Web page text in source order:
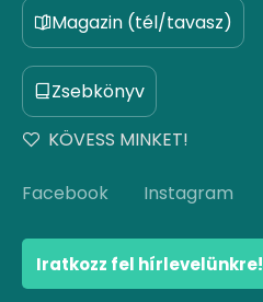
Magazin (tél/tavasz)
Zsebkönyv
KÖVESS MINKET!
Facebook Instagram
Iratkozz fel hírlevelünkre!